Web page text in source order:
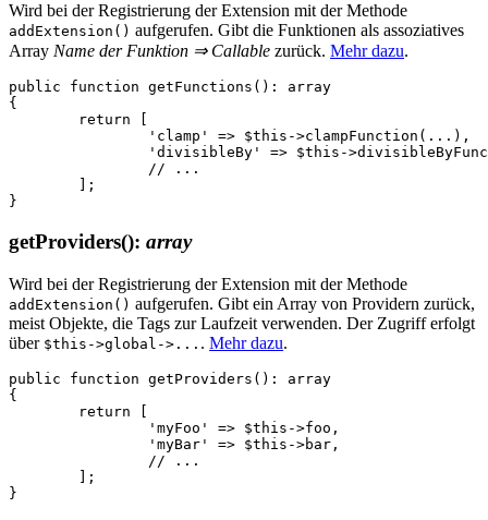
Wird bei der Registrierung der Extension mit der Methode
addExtension() aufgerufen. Gibt die Funktionen als assoziatives
Array Name der Funktion ⇒ Callable zurück. Mehr dazu.
public function getFunctions(): array
{
getProviders(): array
Wird bei der Registrierung der Extension mit der Methode
addExtension() aufgerufen. Gibt ein Array von Providern zurück,
meist Objekte, die Tags zur Laufzeit verwenden. Der Zugriff erfolgt
über $this->global->... . Mehr dazu.
public function getProviders(): array
{